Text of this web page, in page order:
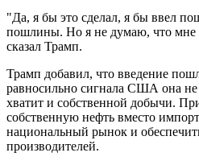
"Да, я бы это сделал, я бы ввел
пошлины. Но я не думаю, что мне
сказал Трамп.
Трамп добавил, что введение
равносильно сигнала США она не
хватит и собственной добычи.
собственную нефть вместо
национальный рынок и
производителей.